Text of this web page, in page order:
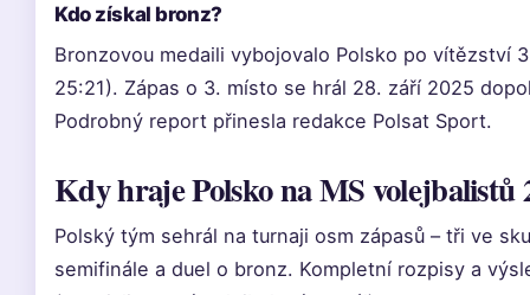
Kdo získal bronz?
Bronzovou medaili vybojovalo Polsko po vítězství
25:21). Zápas o 3. místo se hrál 28. září 2025
Podrobný report přinesla redakce Polsat Sport.
Kdy hraje Polsko na MS volejbalistů
Polský tým sehrál na turnaji osm zápasů – tři ve
semifinále a duel o bronz. Kompletní rozpisy a